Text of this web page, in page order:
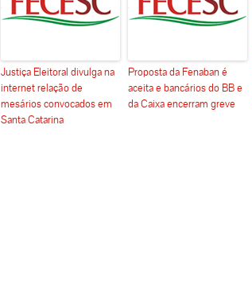
Justiça Eleitoral divulga na
internet relação de
mesários convocados em
Santa Catarina
Proposta da Fenaban é
aceita e bancários do BB e
da Caixa encerram greve